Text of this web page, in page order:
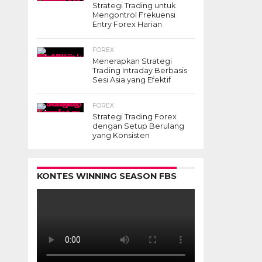
Business
Plan
Juni 9, 2019
membangun
sebuah
hal
yang
Strategi Trading untuk
Mengontrol Frekuensi
Entry Forex Harian
FOREX
Menerapkan Strategi
Trading Intraday Berbasis
Sesi Asia yang Efektif
FOREX
Strategi Trading Forex
dengan Setup Berulang
yang Konsisten
KONTES WINNING SEASON FBS